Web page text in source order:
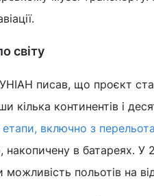
світу
писав, що проєкт
кілька континентів і
етапи, включно з
накопичену в батареях. У
можливість польотів на